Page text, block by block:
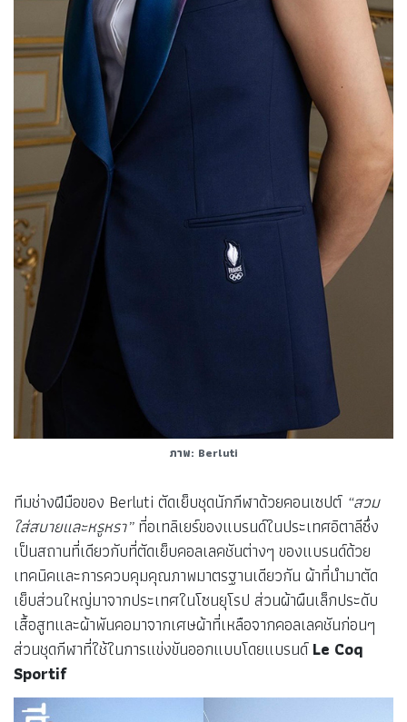
ภาพ: Berluti
ทีมช่างฝีมือของ Berluti ตัดเย็บชุดนักกีฬาด้วยคอนเซปต์ “สวม
ใส่สบายและหรูหรา”ที่อเทลิเยร์ของแบรนด์ในประเทศอิตาลีซึ่ง
เป็นสถานที่เดียวกับที่ตัดเย็บคอลเลคชันต่างๆ ของแบรนด์ด้วย
เทคนิคและการควบคุมคุณภาพมาตรฐานเดียวกัน ผ้าที่นำมาตัด
เย็บส่วนใหญ่มาจากประเทศในโซนยุโรป ส่วนผ้าผืนเล็กประดับ
เสื้อสูทและผ้าพันคอมาจากเศษผ้าที่เหลือจากคอลเลคชันก่อนๆ
ส่วนชุดกีฬาที่ใช้ในการแข่งขันออกแบบโดยแบรนด์Le Coq
Sportif